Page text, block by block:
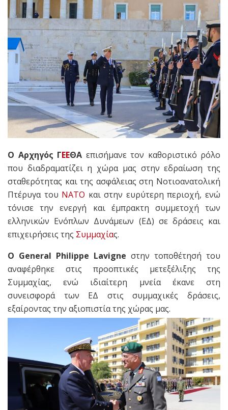
Ο Αρχηγός ΓΕΕΘΑ επισήμανε τον καθοριστικό ρόλο
που διαδραματίζει η χώρα μας στην εδραίωση της
σταθερότητας και της ασφάλειας στη Νοτιοανατολική
Πτέρυγα του ΝΑΤΟ και στην ευρύτερη περιοχή, ενώ
τόνισε την ενεργή και έμπρακτη συμμετοχή των
ελληνικών Ενόπλων Δυνάμεων (ΕΔ) σε δράσεις και
επιχειρήσεις της Συμμαχίας.
Ο General Philippe Lavigne στην τοποθέτησή του
αναφέρθηκε στις προοπτικές μετεξέλιξης της
Συμμαχίας, ενώ ιδιαίτερη μνεία έκανε στη
συνεισφορά των ΕΔ στις συμμαχικές δράσεις,
εξαίροντας την αξιοπιστία της χώρας μας.